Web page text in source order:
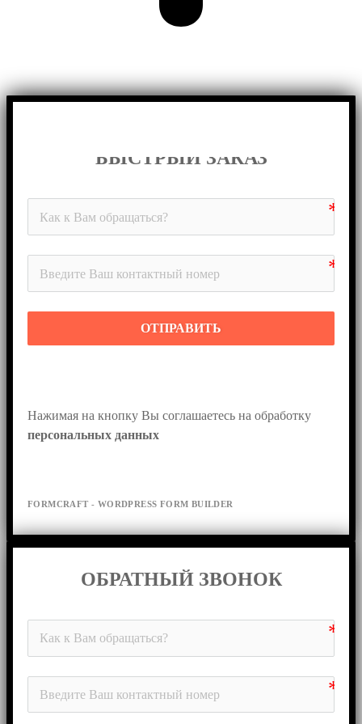
БЫСТРЫЙ ЗАКАЗ
ОТПРАВИТЬ
персональных данных
FORMCRAFT - WORDPRESS FORM BUILDER
ОБРАТНЫЙ ЗВОНОК